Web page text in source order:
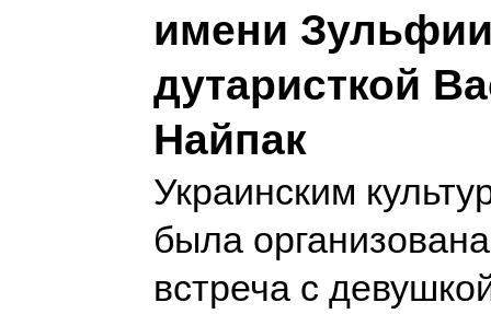
имени
дутаристкой
Найпак
Украинским
была
встреча с